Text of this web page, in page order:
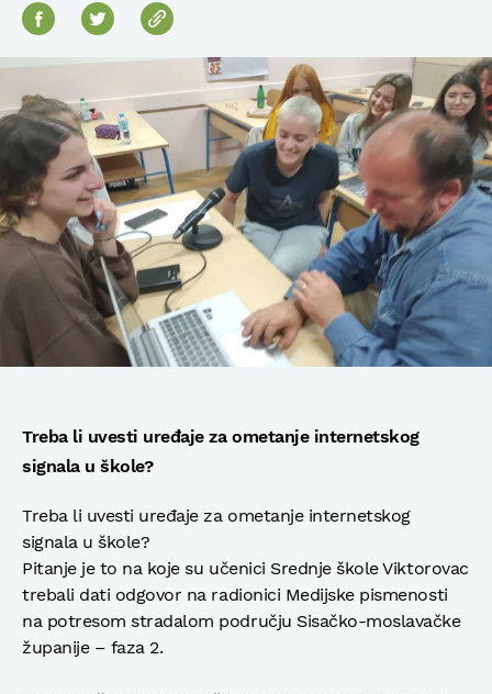
Treba li uvesti uređaje za ometanje internetskog
signala u škole?
Treba li uvesti uređaje za ometanje internetskog
signala u škole?
Pitanje je to na koje su učenici Srednje škole Viktorovac
trebali dati odgovor na radionici Medijske pismenosti
na potresom stradalom području Sisačko-moslavačke
županije – faza 2.